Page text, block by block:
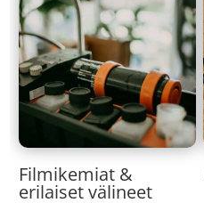
Filmikemiat &
erilaiset välineet